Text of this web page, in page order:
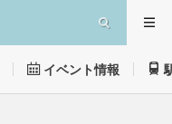
イベント情報